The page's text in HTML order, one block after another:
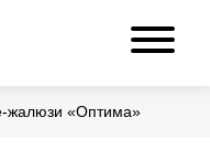
жалюзи «Оптима»